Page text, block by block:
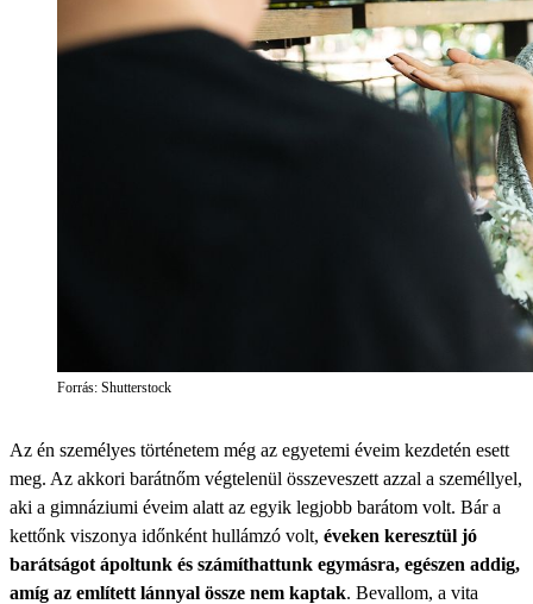
Forrás: Shutterstock
Az én személyes történetem még az egyetemi éveim kezdetén esett
meg. Az akkori barátnőm végtelenül összeveszett azzal a személlyel,
aki a gimnáziumi éveim alatt az egyik legjobb barátom volt. Bár a
kettőnk viszonya időnként hullámzó volt, éveken keresztül jó
barátságot ápoltunk és számíthattunk egymásra, egészen addig,
amíg az említett lánnyal össze nem kaptak. Bevallom, a vita